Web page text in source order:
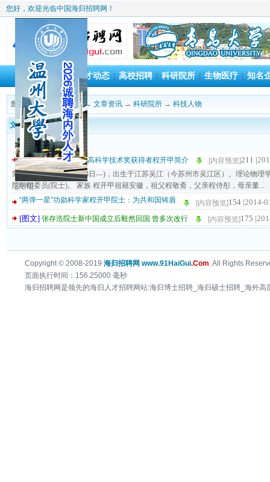
[关闭]
您好，欢迎光临中国海归招聘网！
首 页| 人才动态|高校招聘|科研院所|生物医疗|知名
当前位置： 海归招聘网→ 文章资讯 → 科研院所 → 科技人物
文章标题
[图文] 2013年国家最高科学技术奖获得者程开甲简介 [内容预览]211 |
简介 程开甲(1918年8月3日—)，出生于江苏吴江（今苏州市吴江区）。理论物理
院学部委员(院士)。 家族 程开甲祖籍安徽，祖父程敬斋，父亲程侍彤，母亲董...
“两弹一星”功勋科学家程开甲院士：为共和国铸盾
[内容预览]154 |2014-
[图文] 张存浩院士新中国成立后毅然回国 曾多次改行 [内容预览]175 |
Copyright © 2008-2019 海归招聘网 www.91HaiGui.Com. All Rights
页面执行时间：156.25000 毫秒
海归招聘网是领先的海归人才招聘网站:海归博士招聘_海归硕士招聘_海外高